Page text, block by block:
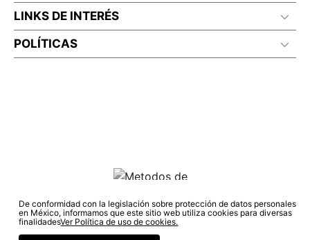
LINKS DE INTERÉS
POLÍTICAS
© COPYRIGHT 2022 STUDIO F. TODOS LOS DERECHOS RESERVADOS.
De conformidad con la legislación sobre protección de datos personales
en México, informamos que este sitio web utiliza cookies para diversas
finalidadesVer Política de uso de cookies.